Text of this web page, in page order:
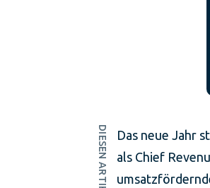
Das neue Jahr
als Chief